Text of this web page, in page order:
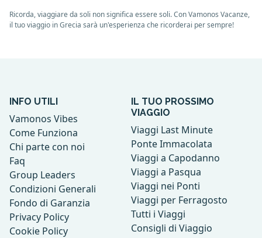
Ricorda, viaggiare da soli non significa essere soli. Con Vamonos Vacanze,
il tuo viaggio in Grecia sarà un'esperienza che ricorderai per sempre!
INFO UTILI
Vamonos Vibes
Come Funziona
Chi parte con noi
Faq
Group Leaders
Condizioni Generali
Fondo di Garanzia
Privacy Policy
Cookie Policy
IL TUO PROSSIMO
VIAGGIO
Viaggi Last Minute
Ponte Immacolata
Viaggi a Capodanno
Viaggi a Pasqua
Viaggi nei Ponti
Viaggi per Ferragosto
Tutti i Viaggi
Consigli di Viaggio